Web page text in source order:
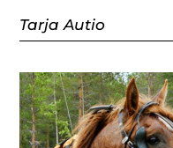
Tarja Autio